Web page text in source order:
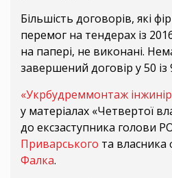
Більшість договорів, які
перемог на тендерах із
на папері, не виконані.
завершений договір у 50
«Укрбудреммонтаж
у матеріалах «Четвертої
до ексзаступника голови
Приварського та власника
Фалка.